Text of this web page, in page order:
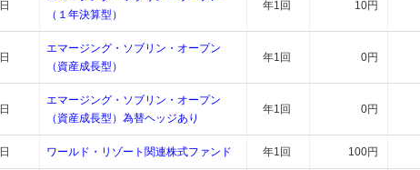
（１年決算型）
年1回 10円
エマージング・ソブリン・オープン
（資産成長型）
年1回 0円
エマージング・ソブリン・オープン
（資産成長型）為替ヘッジあり
年1回 0円
ワールド・リゾート関連株式ファンド 年1回 100円